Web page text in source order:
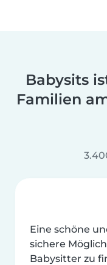
Babysits
Familien
Eine schöne
sichere
Babysitter zu